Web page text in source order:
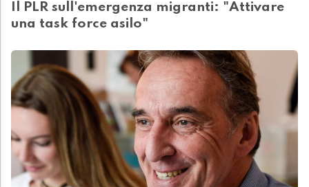
Il PLR sull'emergenza migranti: "Attivare
una task force asilo"